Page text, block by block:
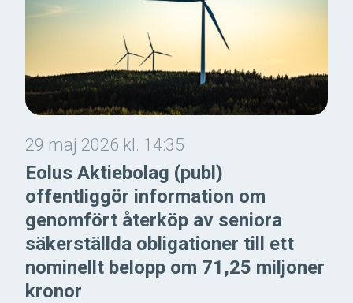
29 maj 2026 kl. 14:35
Eolus Aktiebolag (publ)
offentliggör information om
genomfört återköp av seniora
säkerställda obligationer till ett
nominellt belopp om 71,25 miljoner
kronor